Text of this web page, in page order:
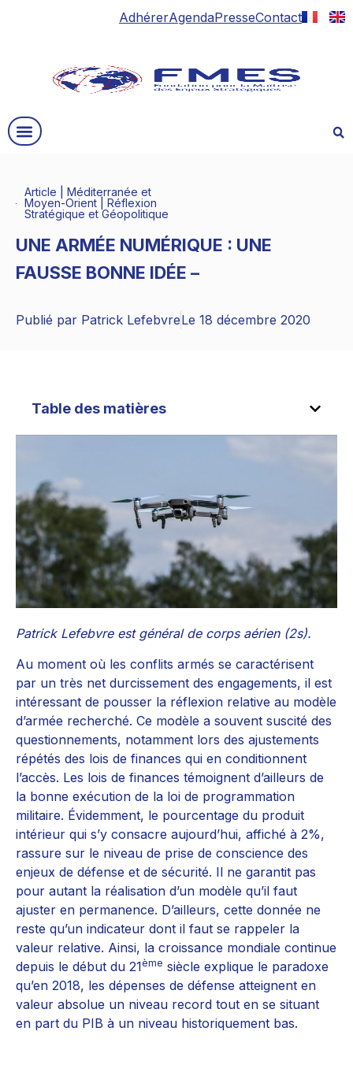
AdhérerAgendaPresseContact
Article |Méditerranée et
Moyen-Orient |Réflexion
Stratégique et Géopolitique
UNE ARMÉE NUMÉRIQUE : UNE
FAUSSE BONNE IDÉE –
Publié par Patrick LefebvreLe 18 décembre 2020
Table des matières
Patrick Lefebvre est général de corps aérien (2s).
Au moment où les conflits armés se caractérisent
par un très net durcissement des engagements, il est
intéressant de pousser la réflexion relative au modèle
d’armée recherché. Ce modèle a souvent suscité des
questionnements, notamment lors des ajustements
répétés des lois de finances qui en conditionnent
l’accès. Les lois de finances témoignent d’ailleurs de
la bonne exécution de la loi de programmation
militaire. Évidemment, le pourcentage du produit
intérieur qui s’y consacre aujourd’hui, affiché à 2%,
rassure sur le niveau de prise de conscience des
enjeux de défense et de sécurité. Il ne garantit pas
pour autant la réalisation d’un modèle qu’il faut
ajuster en permanence. D’ailleurs, cette donnée ne
reste qu’un indicateur dont il faut se rappeler la
valeur relative. Ainsi, la croissance mondiale continue
depuis le début du 21ème siècle explique le paradoxe
qu’en 2018, les dépenses de défense atteignent en
valeur absolue un niveau record tout en se situant
en part du PIB à un niveau historiquement bas.